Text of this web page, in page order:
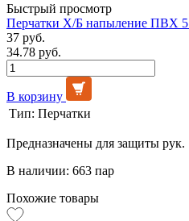
Быстрый просмотр
Перчатки Х/Б напыление
37 руб.
34.78 руб.
В корзину
Тип: Перчатки
Предназначены для защиты рук.
В наличии: 663 пар
Похожие товары